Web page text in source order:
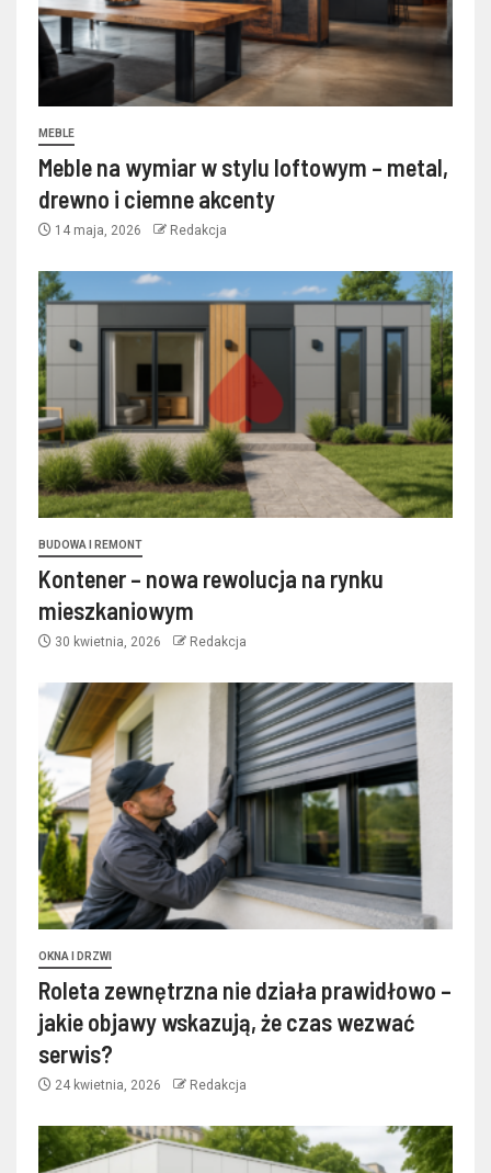
MEBLE
Meble na wymiar w stylu loftowym – metal,
drewno i ciemne akcenty
14 maja, 2026 Redakcja
BUDOWA I REMONT
Kontener – nowa rewolucja na rynku
mieszkaniowym
30 kwietnia, 2026 Redakcja
OKNA I DRZWI
Roleta zewnętrzna nie działa prawidłowo –
jakie objawy wskazują, że czas wezwać
serwis?
24 kwietnia, 2026 Redakcja